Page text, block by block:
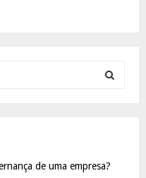
de uma empresa?